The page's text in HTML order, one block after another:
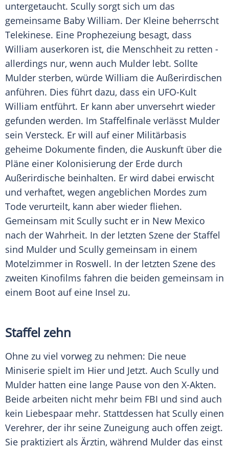
untergetaucht. Scully sorgt sich um das
gemeinsame Baby William. Der Kleine beherrscht
Telekinese. Eine Prophezeiung besagt, dass
William auserkoren ist, die Menschheit zu retten -
allerdings nur, wenn auch Mulder lebt. Sollte
Mulder sterben, würde William die Außerirdischen
anführen. Dies führt dazu, dass ein UFO-Kult
William entführt. Er kann aber unversehrt wieder
gefunden werden. Im Staffelfinale verlässt Mulder
sein Versteck. Er will auf einer Militärbasis
geheime Dokumente finden, die Auskunft über die
Pläne einer Kolonisierung der Erde durch
Außerirdische beinhalten. Er wird dabei erwischt
und verhaftet, wegen angeblichen Mordes zum
Tode verurteilt, kann aber wieder fliehen.
Gemeinsam mit Scully sucht er in New Mexico
nach der Wahrheit. In der letzten Szene der Staffel
sind Mulder und Scully gemeinsam in einem
Motelzimmer in Roswell. In der letzten Szene des
zweiten Kinofilms fahren die beiden gemeinsam in
einem Boot auf eine Insel zu.
Staffel zehn
Ohne zu viel vorweg zu nehmen: Die neue
Miniserie spielt im Hier und Jetzt. Auch Scully und
Mulder hatten eine lange Pause von den X-Akten.
Beide arbeiten nicht mehr beim FBI und sind auch
kein Liebespaar mehr. Stattdessen hat Scully einen
Verehrer, der ihr seine Zuneigung auch offen zeigt.
Sie praktiziert als Ärztin, während Mulder das einst